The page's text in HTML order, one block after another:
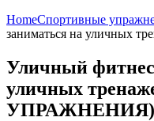
HomeСпортивные
заниматься на уличных
Уличный
уличных
УПРАЖНЕНИЯ)